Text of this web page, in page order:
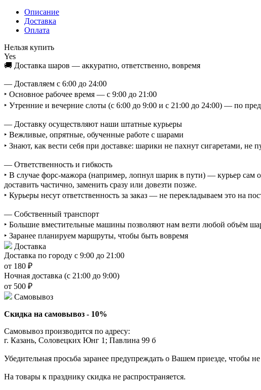
Описание
Доставка
Оплата
Нельзя купить
Yes
🚚 Доставка шаров — аккуратно, ответственно, вовремя
— Доставляем с 6:00 до 24:00
‣ Основное рабочее время — с 9:00 до 21:00
‣ Утренние и вечерние слоты (с 6:00 до 9:00 и с 21:00 до 24:00) — по
— Доставку осуществляют наши штатные курьеры
‣ Вежливые, опрятные, обученные работе с шарами
‣ Знают, как вести себя при доставке: шарики не пахнут сигаретами, не
— Ответственность и гибкость
‣ В случае форс-мажора (например, лопнул шарик в пути) — курьер сам
доставить частично, заменить сразу или довезти позже.
‣ Курьеры несут ответственность за заказ — не перекладываем это на
— Собственный транспорт
‣ Большие вместительные машины позволяют нам везти любой объём
‣ Заранее планируем маршруты, чтобы быть вовремя
Доставка
Доставка по городу с 9:00 до 21:00
от 180 ₽
Ночная доставка (с 21:00 до 9:00)
от 500 ₽
Самовывоз
Скидка на самовывоз - 10%
Самовывоз производится по адресу:
г. Казань, Соловецких Юнг 1; Павлина 99 б
Убедительная просьба заранее предупреждать о Вашем приезде, чтобы
На товары к празднику скидка не распространяется.